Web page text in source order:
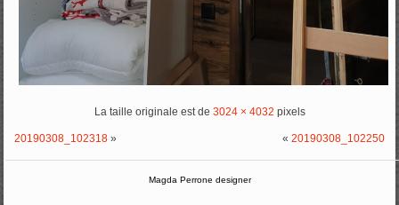
La taille originale est de 3024 × 4032 pixels
20190308_102318 » « 20190308_102250
Magda Perrone designer